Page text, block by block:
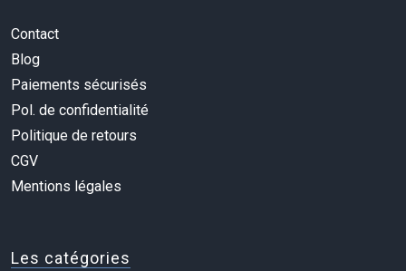
Contact
Blog
Paiements sécurisés
Pol. de confidentialité
Politique de retours
CGV
Mentions légales
Les catégories